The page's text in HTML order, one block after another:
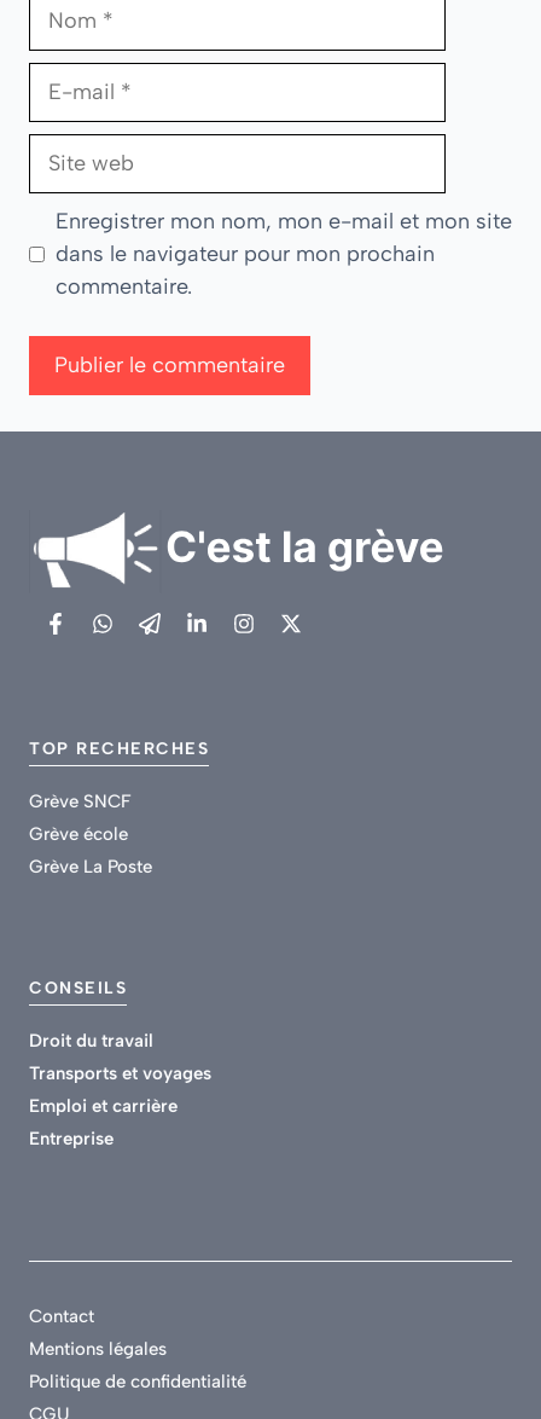
Nom
E-
Site
Enregistrer mon nom, mon e-mail et mon site
dans le navigateur pour mon prochain
commentaire.
TOP RECHERCHES
Grève SNCF
Grève école
Grève La Poste
CONSEILS
Droit du travail
Transports et voyages
Emploi et carrière
Entreprise
Contact
Mentions légales
Politique de confidentialité
CGU